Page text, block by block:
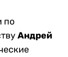
по
Андрей